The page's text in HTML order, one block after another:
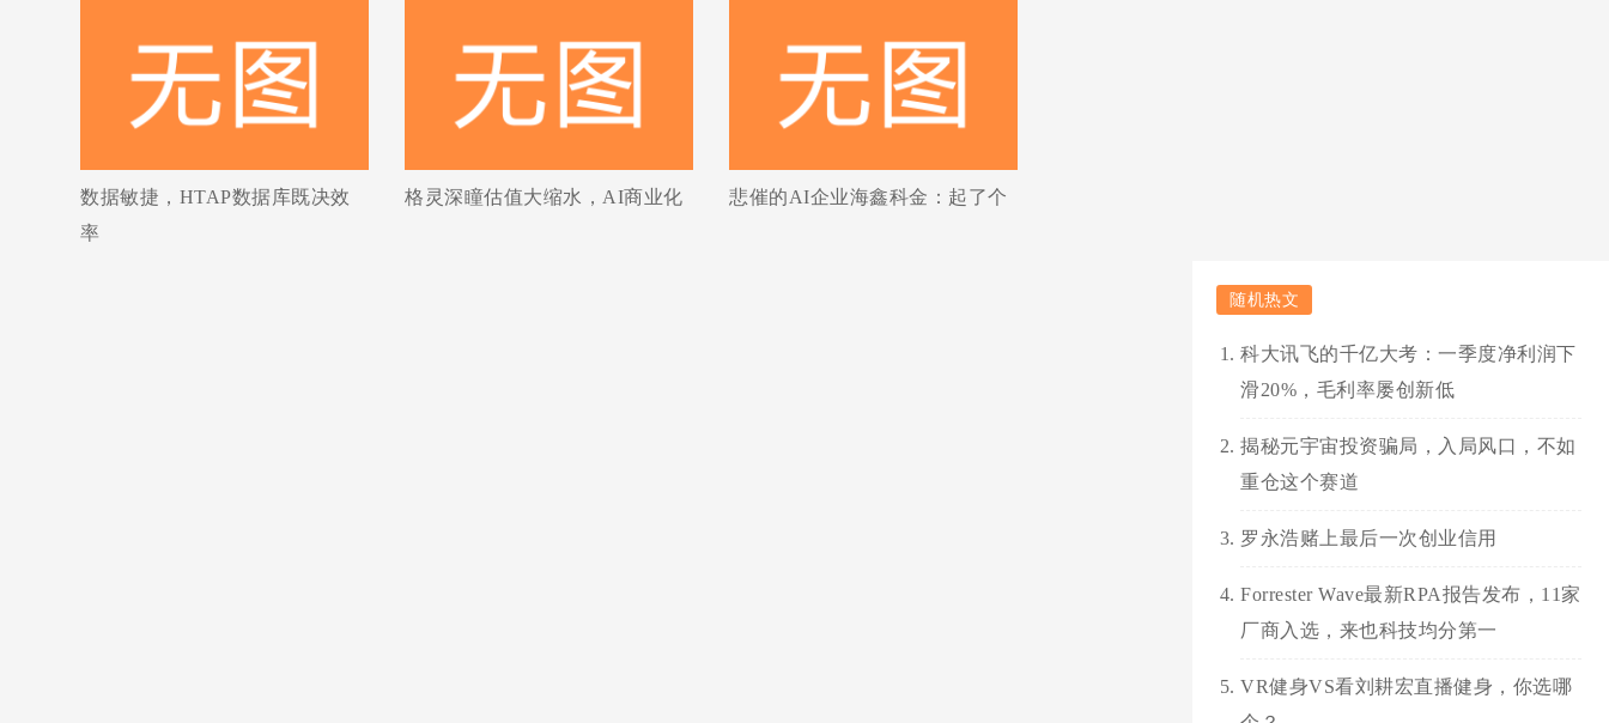
数据敏捷，HTAP数据库既决效
率
格灵深瞳估值大缩水，AI商业化 悲催的AI企业海鑫科金：起了个
随机热文
科大讯飞的千亿大考：一季度净利润下
滑20%，毛利率屡创新低
揭秘元宇宙投资骗局，入局风口，不如
重仓这个赛道
罗永浩赌上最后一次创业信用
Forrester Wave最新RPA报告发布，11家
厂商入选，来也科技均分第一
VR健身VS看刘耕宏直播健身，你选哪